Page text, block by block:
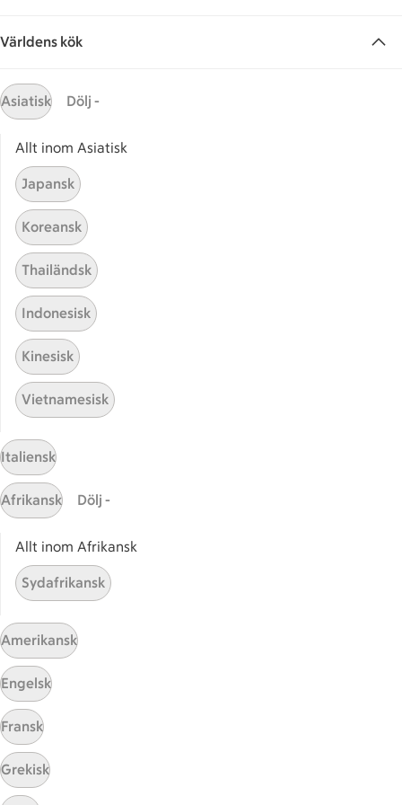
Hittade inget recept
Testa att söka på något nytt, eller ta bort något av
Tunisisk
Här hittar du alla goda recept du har sparat och
Sidfot
Start
Världens kök
Asiatisk Dölj -
Allt inom Asiatisk
Japansk
Koreansk
Thailändsk
Indonesisk
Kinesisk
Vietnamesisk
Italiensk
Afrikansk Dölj -
Allt inom Afrikansk
Sydafrikansk
Amerikansk
Engelsk
Fransk
Grekisk